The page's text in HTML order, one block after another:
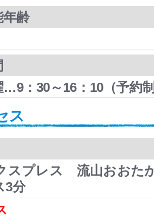
年齢
…9：30～16：10（予約
ス
スプレス 流山おおた
3分